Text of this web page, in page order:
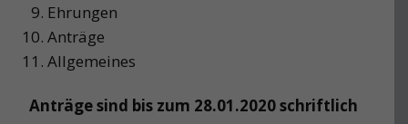
Ehrungen
Anträge
Allgemeines
Anträge sind bis zum 28.01.2020 schriftlich